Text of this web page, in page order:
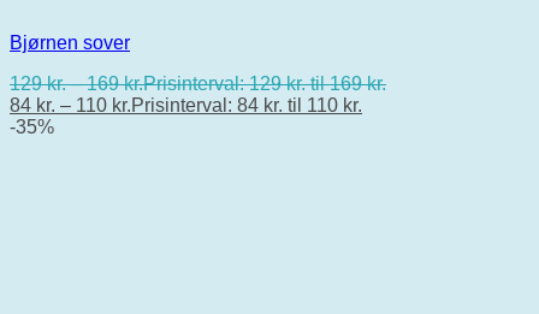
Bjørnen sover
129kr. – 169kr.Prisinterval: 129 kr. til 169 kr.
84 kr. – 110 kr.Prisinterval: 84 kr. til 110 kr.
-35%